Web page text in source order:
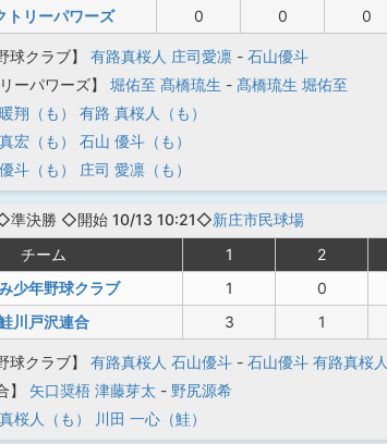
トリーパワーズ
0 0 0
球クラブ】 有路真桜人 庄司愛凛 - 石山優斗
ーパワーズ】
堀佑至 髙橋琉生 - 髙橋琉生 堀佑至
翔（も）
有路 真桜人（も）
宏（も）
石山 優斗（も）
斗（も） 庄司 愛凛（も）
準決勝 ◇開始 10/13 10:21◇新庄市民球場
チーム
1 2
少年野球クラブ
1 0
川戸沢連合
3 1
球クラブ】 有路真桜人 石山優斗 - 石山優斗 有路真桜人
矢口奨梧 津藤芽太 - 野尻源希
桜人（も） 川田 一心（鮭）